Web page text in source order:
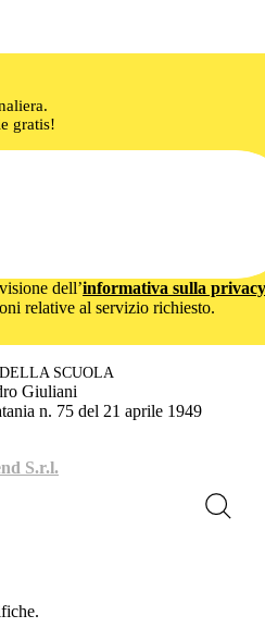
gratis!
dell’informativa sulla privacy
relative al servizio richiesto.
SCUOLA
Giuliani
n. 75 del 21 aprile 1949
S.r.l.